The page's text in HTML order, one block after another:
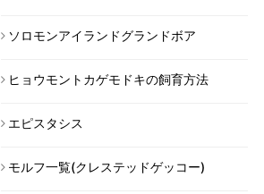
ソロモンアイランドグランドボア
ヒョウモントカゲモドキの飼育方法
エピスタシス
モルフ一覧(クレステッドゲッコー)